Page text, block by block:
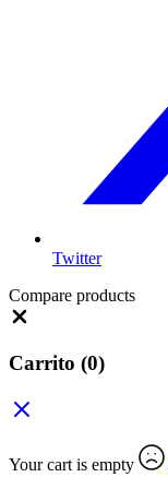
Twitter
Compare products
Carrito (0)
Your cart is empty